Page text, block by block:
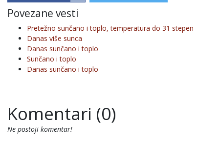
Povezane vesti
Pretežno sunčano i toplo, temperatura do 31 stepen
Danas više sunca
Danas sunčano i toplo
Sunčano i toplo
Danas sunčano i toplo
Komentari (0)
Ne postoji komentar!